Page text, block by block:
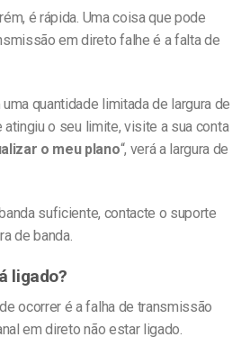
é rápida. Uma coisa que pode
em direto falhe é a falta de
quantidade limitada de largura de
atingiu o seu limite, visite a sua conta
o meu plano“, verá a largura de
suficiente, contacte o suporte
de banda.
ligado?
ocorrer é a falha de transmissão
em direto não estar ligado.